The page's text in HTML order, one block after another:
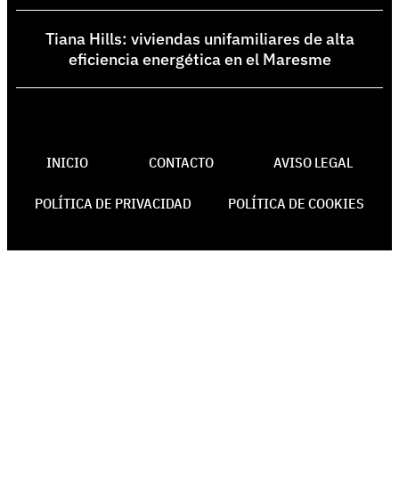
Tiana Hills: viviendas unifamiliares de alta
eficiencia energética en el Maresme
INICIO CONTACTO AVISO LEGAL
POLÍTICA DE PRIVACIDAD POLÍTICA DE COOKIES